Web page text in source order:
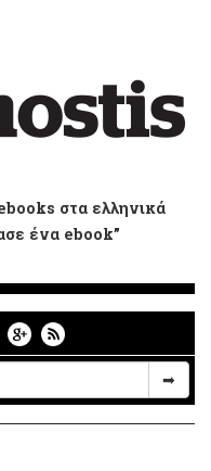
στα ελληνικά
ένα ebook”